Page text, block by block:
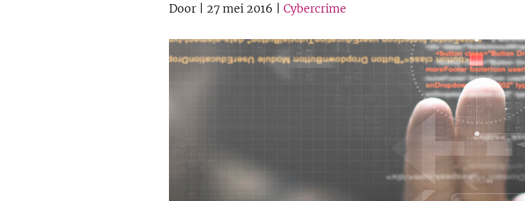
Door | 27 mei 2016 | Cybercrime